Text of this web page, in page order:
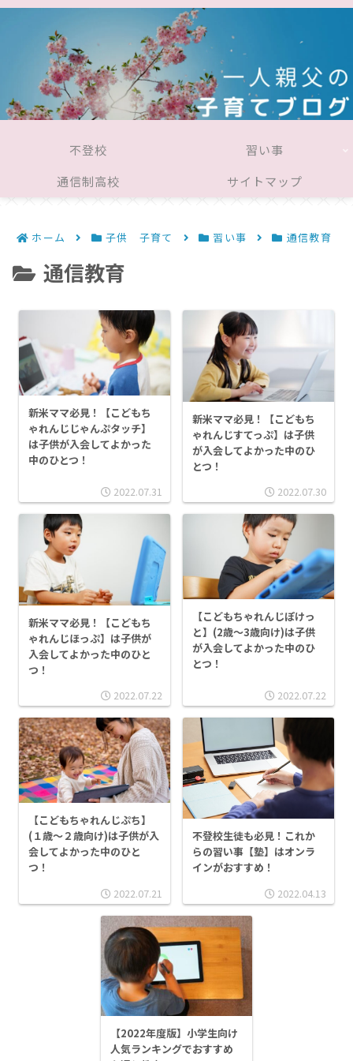
不登校
習い事
通信制高校
サイトマップ
ホーム 子供 子育て 習い事 通信教育
通信教育
新米ママ必見！【こどもち
ゃれんじじゃんぷタッチ】
は子供が入会してよかった
中のひとつ！
2022.07.31
新米ママ必見！【こどもち
ゃれんじすてっぷ】は子供
が入会してよかった中のひ
とつ！
2022.07.30
新米ママ必見！【こどもち
ゃれんじほっぷ】は子供が
入会してよかった中のひと
つ！
2022.07.22
【こどもちゃれんじぽけっ
と】(2歳～3歳向け)は子供
が入会してよかった中のひ
とつ！
2022.07.22
【こどもちゃれんじぷち】
(１歳～２歳向け)は子供が入
会してよかった中のひと
つ！
2022.07.21
不登校生徒も必見！これか
らの習い事【塾】はオンラ
インがおすすめ！
2022.04.13
【2022年度版】小学生向け
人気ランキングでおすすめ